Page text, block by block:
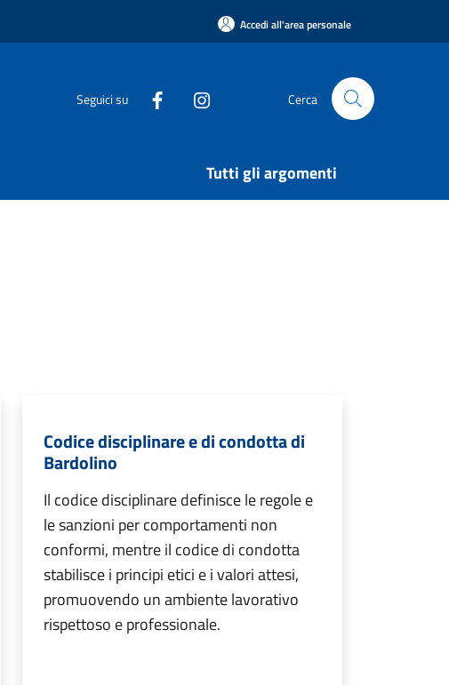
Accedi all'area personale
Seguici su Cerca
Tutti gli argomenti
Codice disciplinare e di condotta di
Bardolino
Il codice disciplinare definisce le regole e
le sanzioni per comportamenti non
conformi, mentre il codice di condotta
stabilisce i principi etici e i valori attesi,
promuovendo un ambiente lavorativo
rispettoso e professionale.